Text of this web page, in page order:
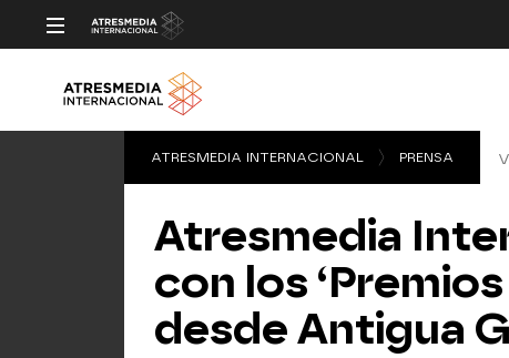
ATRESMEDIA INTERNACIONAL PRENSA
Atresmedia
con los
desde Antigua